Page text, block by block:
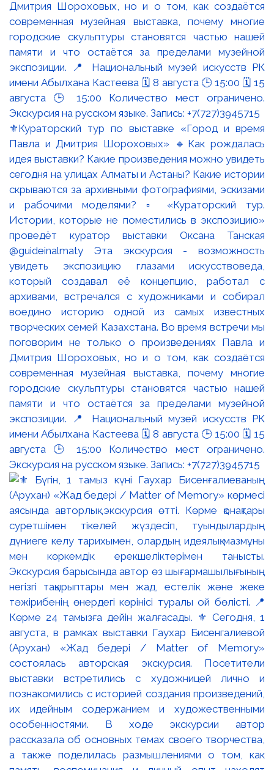
⚜️Кураторский тур по выставке «Город и время
Павла и Дмитрия Шороховых» 🔹Как рождалась
идея выставки? Какие произведения можно увидеть
сегодня на улицах Алматы и Астаны? Какие истории
скрываются за архивными фотографиями, эскизами
и рабочими моделями? ▫️ «Кураторский тур.
Истории, которые не поместились в экспозицию»
проведёт куратор выставки Оксана Танская
@guideinalmaty Эта экскурсия - возможность
увидеть экспозицию глазами искусствоведа,
который создавал её концепцию, работал с
архивами, встречался с художниками и собирал
воедино историю одной из самых известных
творческих семей Казахстана. Во время встречи мы
поговорим не только о произведениях Павла и
Дмитрия Шороховых, но и о том, как создаётся
современная музейная выставка, почему многие
городские скульптуры становятся частью нашей
памяти и что остаётся за пределами музейной
экспозиции. 📍 Национальный музей искусств РК
имени Абылхана Кастеева 🗓 8 августа 🕒 15:00 🗓 15
августа 🕒 15:00 Количество мест ограничено.
Экскурсия на русском языке. Запись: +7(727)3945715